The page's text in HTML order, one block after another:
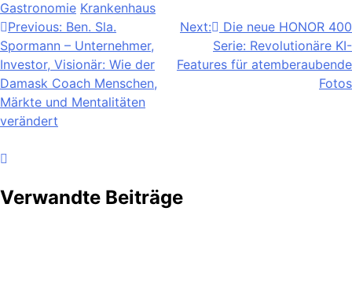
Gastronomie Krankenhaus
Beitragsnavigation
Previous: Ben. Sla.
Spormann – Unternehmer,
Investor, Visionär: Wie der
Damask Coach Menschen,
Märkte und Mentalitäten
verändert
Next:
Die neue HONOR 400
Serie: Revolutionäre KI-
Features für atemberaubende
Fotos
Verwandte Beiträge